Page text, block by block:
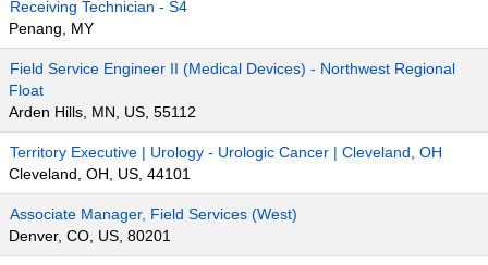
Receiving Technician - S4
Penang, MY
Field Service Engineer II (Medical Devices) - Northwest Regional
Float
Arden Hills, MN, US, 55112
Territory Executive | Urology - Urologic Cancer | Cleveland, OH
Cleveland, OH, US, 44101
Associate Manager, Field Services (West)
Denver, CO, US, 80201